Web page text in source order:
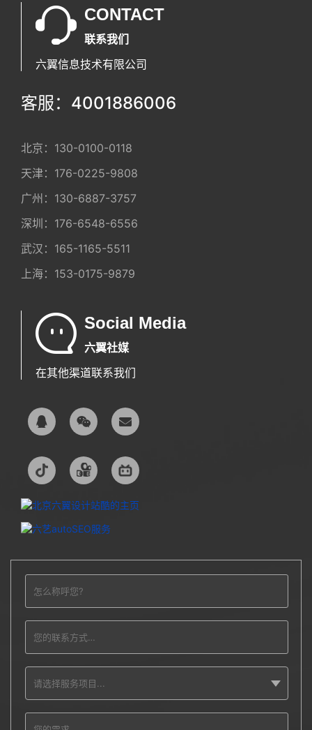
CONTACT
联系我们
六翼信息技术有限公司
客服：4001886006
北京： 130-0100-0118
天津： 176-0225-9808
广州： 130-6887-3757
深圳： 176-6548-6556
武汉： 165-1165-5511
上海： 153-0175-9879
Social Media
六翼社媒
在其他渠道联系我们